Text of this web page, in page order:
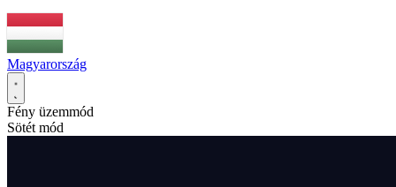
Magyarország
Fény üzemmód
Sötét mód